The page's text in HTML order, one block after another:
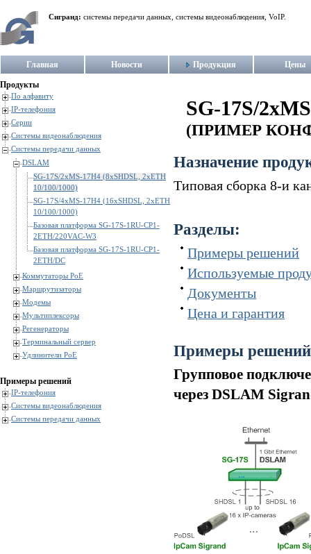
Сигранд: системы передачи данных, системы видеонаблюдения, VoIP.
Главная Новости Продукция Цены
Продукты
По алфавиту
IP-телефония
Серии
Системы видеонаблюдения
Системы передачи данных
DSLAM
SG-17S/2xMS-17H4 (8xSHDSL, 2xETH
10/100/1000)
SG-17S/4xMS-17H4 (16xSHDSL, 2xETH
10/100/1000)
Базовая платформа SG-17S-1RU-CP1-
2ETH/220VAC-W3
Базовая платформа SG-17S-1RU-CP1-
2ETH/DC
Коммутаторы PoE
Маршрутизаторы
Модемы
Мультиплексоры
Регенераторы
Терминальный сервер
Удлинители PoE
Примеры решений
IP-телефония
Системы видеонаблюдения
Системы передачи данных
SG-17S/
(ПРИМЕР
Назначение
Типовая сборка 8-и
Разделы:
Примеры решений
Используемые
Документы
Цена и гарантия
Примеры решений
Групповое
через DSLAM